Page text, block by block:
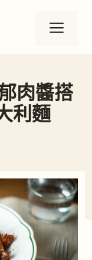
選
肉醬搭
利麵